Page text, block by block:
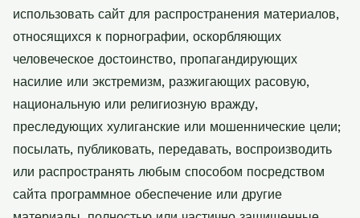
использовать сайт для распространения материалов,
относящихся к порнографии, оскорбляющих
человеческое достоинство, пропагандирующих
насилие или экстремизм, разжигающих расовую,
национальную или религиозную вражду,
преследующих хулиганские или мошеннические цели;
посылать, публиковать, передавать, воспроизводить
или распространять любым способом посредством
сайта программное обеспечение или другие